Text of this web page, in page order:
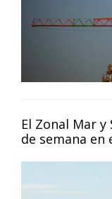
El Zonal Mar
de semana